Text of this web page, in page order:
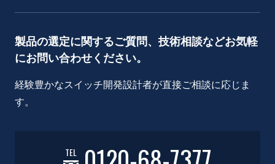
製品の選定に関するご質問、技術相談などお気軽
にお問い合わせください。
経験豊かなスイッチ開発設計者が直接ご相談に応じま
す。
TEL